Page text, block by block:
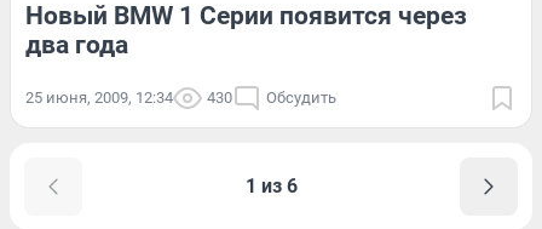
Новый BMW 1 Серии появится через
два года
25 июня, 2009, 12:34 430 Обсудить
1 из 6